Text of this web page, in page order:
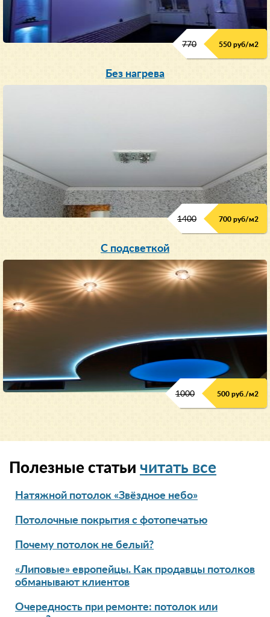
770 550 руб/м2
Без нагрева
1400 700 руб/м2
С подсветкой
1000 500 руб./м2
Полезные статьи читать все
Натяжной потолок «Звёздное небо»
Потолочные покрытия с фотопечатью
Почему потолок не белый?
«Липовые» европейцы. Как продавцы потолков
обманывают клиентов
Очередность при ремонте: потолок или